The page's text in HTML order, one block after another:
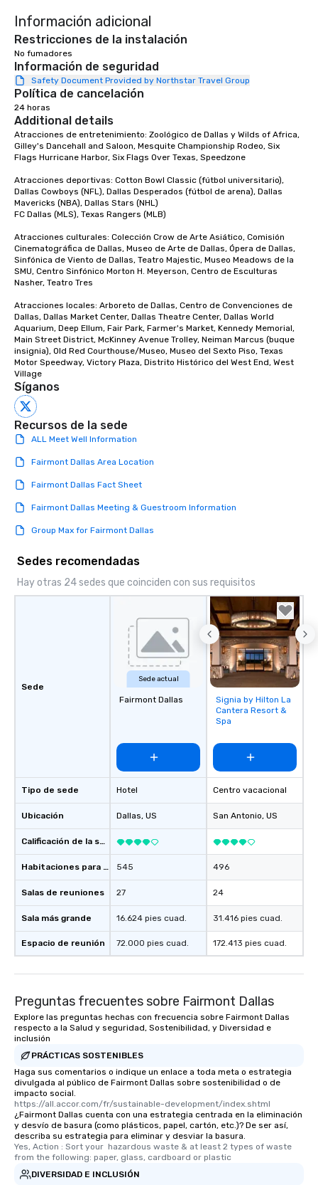
Información adicional
Restricciones de la instalación
No fumadores
Información de seguridad
Safety Document Provided by Northstar Travel Group
Política de cancelación
24 horas
Additional details
Atracciones de entretenimiento: Zoológico de Dallas y Wilds of Africa,
Gilley's Dancehall and Saloon, Mesquite Championship Rodeo, Six
Flags Hurricane Harbor, Six Flags Over Texas, Speedzone
Atracciones deportivas: Cotton Bowl Classic (fútbol universitario),
Dallas Cowboys (NFL), Dallas Desperados (fútbol de arena), Dallas
Mavericks (NBA), Dallas Stars (NHL)
FC Dallas (MLS), Texas Rangers (MLB)
Atracciones culturales: Colección Crow de Arte Asiático, Comisión
Cinematográfica de Dallas, Museo de Arte de Dallas, Ópera de Dallas,
Sinfónica de Viento de Dallas, Teatro Majestic, Museo Meadows de la
SMU, Centro Sinfónico Morton H. Meyerson, Centro de Esculturas
Nasher, Teatro Tres
Atracciones locales: Arboreto de Dallas, Centro de Convenciones de
Dallas, Dallas Market Center, Dallas Theatre Center, Dallas World
Aquarium, Deep Ellum, Fair Park, Farmer's Market, Kennedy Memorial,
Main Street District, McKinney Avenue Trolley, Neiman Marcus (buque
insignia), Old Red Courthouse/Museo, Museo del Sexto Piso, Texas
Motor Speedway, Victory Plaza, Distrito Histórico del West End, West
Village
Síganos
Recursos de la sede
ALL Meet Well Information
Fairmont Dallas Area Location
Fairmont Dallas Fact Sheet
Fairmont Dallas Meeting & Guestroom Information
Group Max for Fairmont Dallas
Sedes recomendadas
Hay otras 24 sedes que coinciden con sus requisitos
Sede
Tipo de sede
Ubicación
Calificación de la sede
Habitaciones para huéspedes
Salas de reuniones
Sala más grande
Espacio de reunión
Sede actual
Fairmont Dallas
Hotel
Dallas, US
545
27
16.624 pies cuad.
72.000 pies cuad.
Removed from
favorites
Signia by Hilton La
Cantera Resort &
Spa
Centro vacacional
San Antonio, US
496
24
31.416 pies cuad.
172.413 pies cuad.
Preguntas frecuentes sobre Fairmont Dallas
Explore las preguntas hechas con frecuencia sobre Fairmont Dallas
respecto a la Salud y seguridad, Sostenibilidad, y Diversidad e
inclusión
PRÁCTICAS SOSTENIBLES
Haga sus comentarios o indique un enlace a toda meta o estrategia
divulgada al público de Fairmont Dallas sobre sostenibilidad o de
impacto social.
https://all.accor.com/fr/sustainable-development/index.shtml
¿Fairmont Dallas cuenta con una estrategia centrada en la eliminación
y desvío de basura (como plásticos, papel, cartón, etc.)? De ser así,
describa su estrategia para eliminar y desviar la basura.
Yes, Action : Sort your  hazardous waste & at least 2 types of waste
from the following: paper, glass, cardboard or plastic
DIVERSIDAD E INCLUSIÓN